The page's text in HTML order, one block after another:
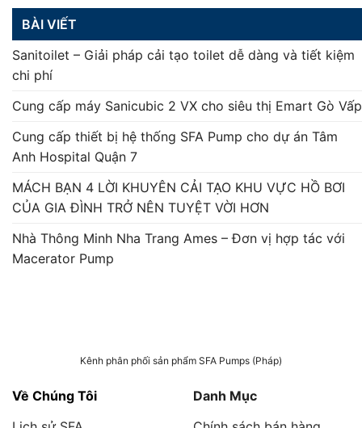
BÀI VIẾT
Sanitoilet – Giải pháp cải tạo toilet dễ dàng và tiết kiệm
chi phí
Cung cấp máy Sanicubic 2 VX cho siêu thị Emart Gò Vấp
Cung cấp thiết bị hệ thống SFA Pump cho dự án Tâm
Anh Hospital Quận 7
MÁCH BẠN 4 LỜI KHUYÊN CẢI TẠO KHU VỰC HỒ BƠI
CỦA GIA ĐÌNH TRỞ NÊN TUYỆT VỜI HƠN
Nhà Thông Minh Nha Trang Ames – Đơn vị hợp tác với
Macerator Pump
Kênh phân phối sản phẩm SFA Pumps (Pháp)
Về Chúng Tôi
Danh Mục